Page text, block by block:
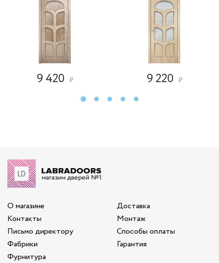
9 420 ₽ 9 220 ₽
О магазине
Контакты
Письмо директору
Фабрики
Фурнитура
Доставка
Монтаж
Способы оплаты
Гарантия